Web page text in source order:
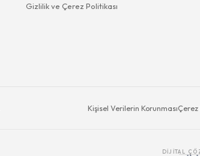
Gizlilik ve Çerez Politikası
Kişisel Verilerin KorunmasıÇerez
DIJITAL